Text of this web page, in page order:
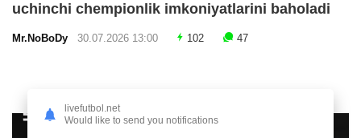
uchinchi chempionlik imkoniyatlarini baholadi
Mr.NoBoDy 30.07.2026 13:00 102 47
livefutbol.net
Would like to send you notifications